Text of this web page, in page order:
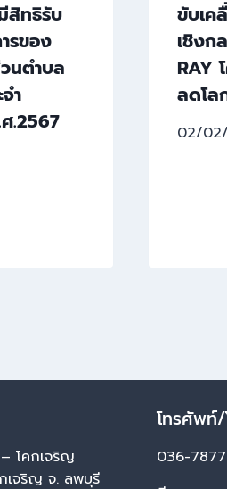
สิทธิรับ
รของ
นตำบล
ำ
.2567
ขับเค
เชิงก
RAY
ลดโล
02/
โคกเจริญ
เจริญ จ. ลพบุรี
โทรศัพท์/
036-